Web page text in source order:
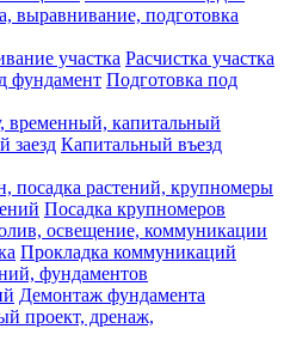
выравнивание, подготовка
участка Расчистка участка
фундамент Подготовка под
временный, капитальный
заезд Капитальный въезд
посадка растений, крупномеры
Посадка крупномеров
освещение, коммуникации
Прокладка коммуникаций
фундаментов
Демонтаж фундамента
проект, дренаж,